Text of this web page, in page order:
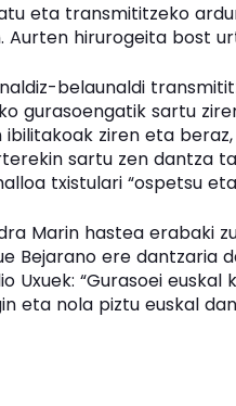
eta transmititzeko
hirurogeita bost
belaunaldi
gurasoengatik sartu
ziren eta
sartu zen dantza
txistulari “ospetsu
Marin hastea erabaki
Bejarano ere dantzaria
Uxuek: “Gurasoei euskal
eta nola piztu euskal